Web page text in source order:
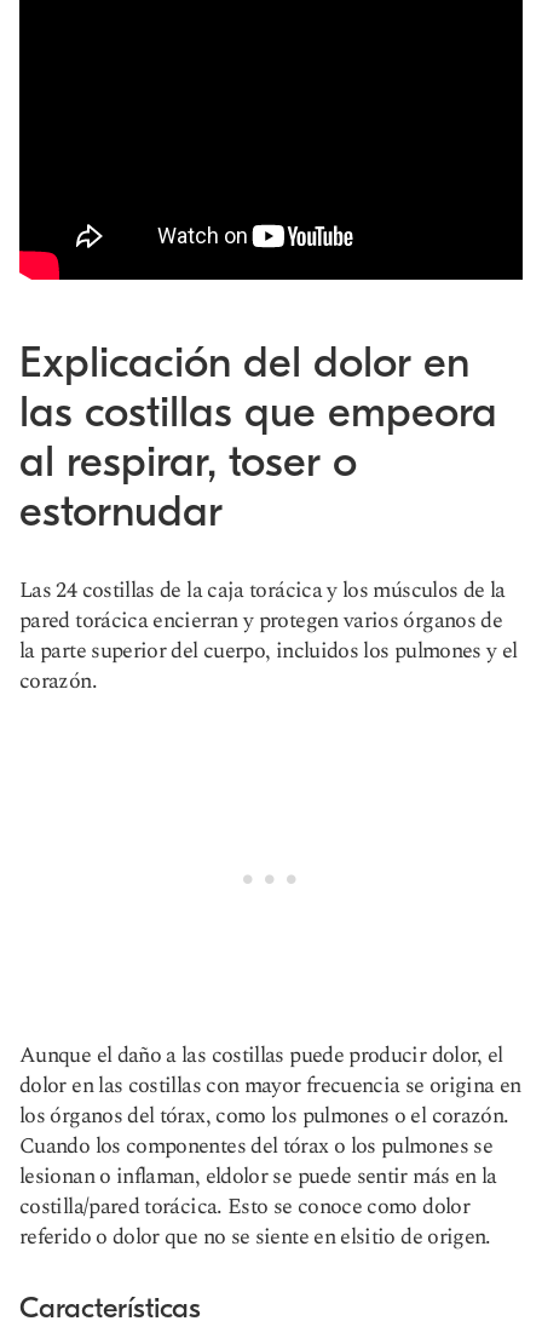
Explicación del dolor en
las costillas que empeora
al respirar, toser o
estornudar
Las 24 costillas de la caja torácica y los músculos de la
pared torácica encierran y protegen varios órganos de
la parte superior del cuerpo, incluidos los pulmones y el
corazón.
Aunque el daño a las costillas puede producir dolor, el
dolor en las costillas con mayor frecuencia se origina en
los órganos del tórax, como los pulmones o el corazón.
Cuando los componentes del tórax o los pulmones se
lesionan o inflaman, eldolorse puede sentir más en la
costilla/pared torácica. Esto se conoce como dolor
referido o dolor que no se siente en elsitio de origen.
Características